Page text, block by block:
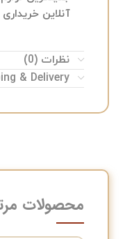
آنلاین خریداری
نظرات (0)
& Delivery
محصولات